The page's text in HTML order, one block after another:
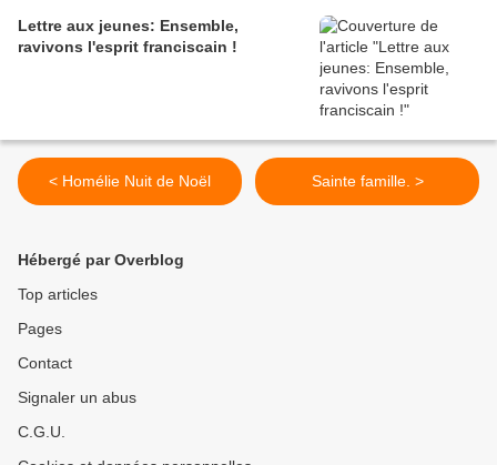
Lettre aux jeunes: Ensemble,
ravivons l'esprit franciscain !
< Homélie Nuit de Noël Sainte famille. >
Hébergé par Overblog
Top articles
Pages
Contact
Signaler un abus
C.G.U.